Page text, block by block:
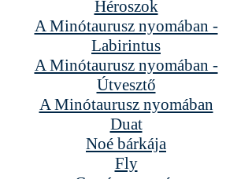
Héroszok
A Minótaurusz nyomában -
Labirintus
A Minótaurusz nyomában -
Útvesztő
A Minótaurusz nyomában
Duat
Noé bárkája
Fly